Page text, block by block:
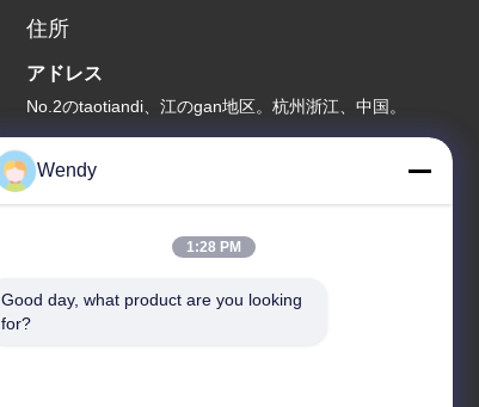
住所
アドレス
No.2のtaotiandi、江のgan地区。杭州浙江、中国。
テレ
86-571-86968206
Wendy
1:28 PM
Good day, what product are you looking
for?